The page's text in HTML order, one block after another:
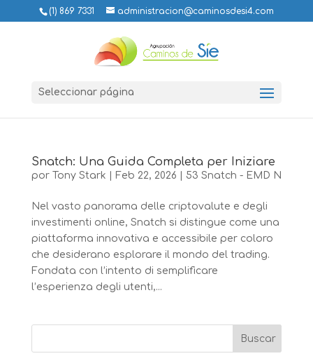
(1) 869 7331 administracion@caminosdesi4.com
Seleccionar página
Snatch: Una Guida Completa per Iniziare
por Tony Stark Feb 22, 2026 53 Snatch - EMD N
Nel vasto panorama delle criptovalute e degli
investimenti online, Snatch si distingue come una
piattaforma innovativa e accessibile per coloro
che desiderano esplorare il mondo del trading.
Fondata con l’intento di semplificare
l’esperienza degli utenti,...